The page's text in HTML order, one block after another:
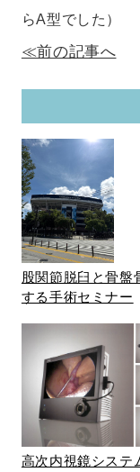
らA型でした）
≪前の記事へ
股関節脱臼と骨盤
する手術セミナー
高次内視鏡システ